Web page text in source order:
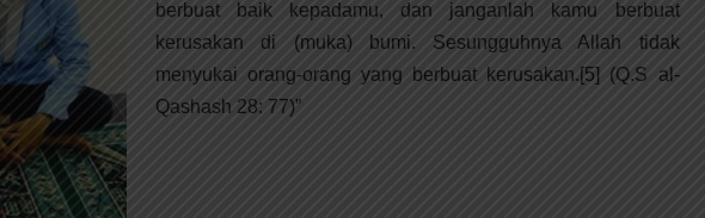
berbuat baik kepadamu, dan janganlah kamu berbuat
kerusakan di (muka) bumi. Sesungguhnya Allah tidak
menyukai orang-orang yang berbuat kerusakan.[5] (Q.S al-
Qashash 28: 77)”